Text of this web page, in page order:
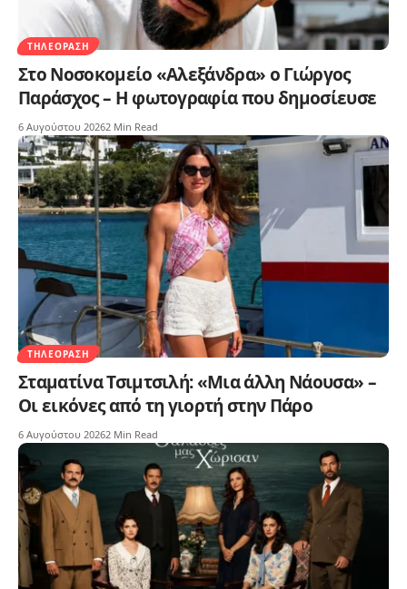
ΤΗΛΕΌΡΑΣΗ
Στο Νοσοκομείο «Αλεξάνδρα» ο Γιώργος
Παράσχος – Η φωτογραφία που δημοσίευσε
6 Αυγούστου 20262 Min Read
ΤΗΛΕΌΡΑΣΗ
Σταματίνα Τσιμτσιλή: «Μια άλλη Νάουσα» –
Οι εικόνες από τη γιορτή στην Πάρο
6 Αυγούστου 20262 Min Read